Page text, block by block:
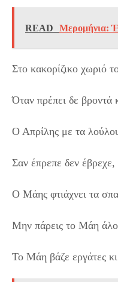
READ Μερομήνια:
Στο κακορίζικο χωριό
Όταν πρέπει δε
Ο Απρίλης με τα
Σαν έπρεπε δεν
Ο Μάης φτιάχνει τα
Μην πάρεις το Μάη
Το Μάη βάζε εργάτες κι